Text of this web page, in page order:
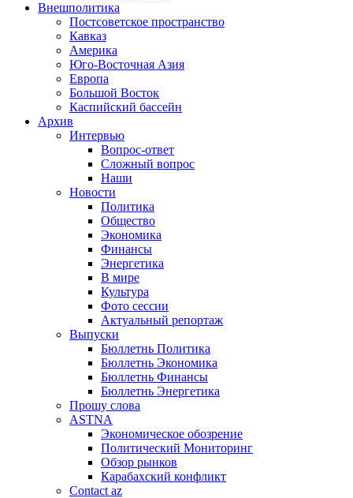
Внешполитика
Постсоветское пространство
Кавказ
Америка
Юго-Восточная Азия
Европа
Большой Восток
Каспийский бассейн
Архив
Интервью
Вопрос-ответ
Сложный вопрос
Наши
Новости
Политика
Общество
Экономика
Финансы
Энергетика
В мире
Культура
Фото сессии
Актуальный репортаж
Выпуски
Бюллетнь Политика
Бюллетнь Экономика
Бюллетнь Финансы
Бюллетнь Энергетика
Прошу слова
ASTNA
Экономическое обозрение
Политический Мониторинг
Обзор рынков
Карабахский конфликт
Contact az